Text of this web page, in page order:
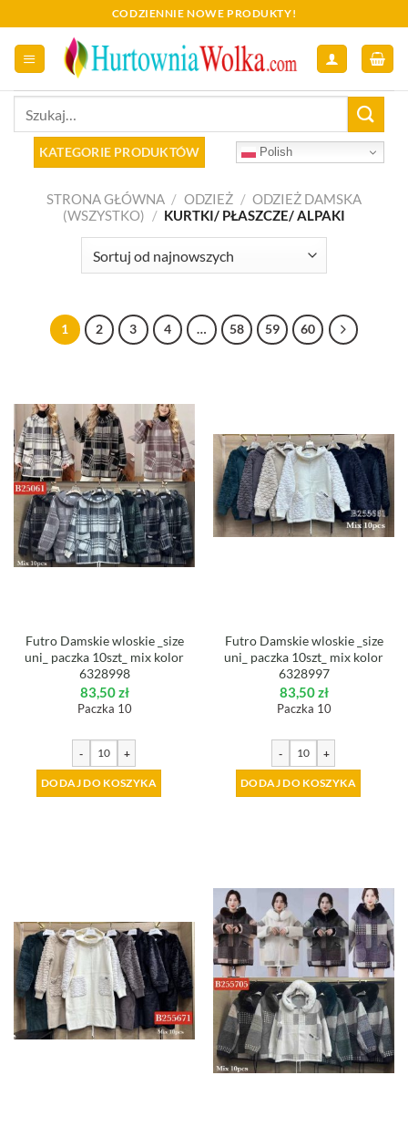
to
content
CODZIENNIE NOWE PRODUKTY!
KATEGORIE PRODUKTÓW Polish
STRONA GŁÓWNA / ODZIEŻ / ODZIEŻ DAMSKA
(WSZYSTKO) / KURTKI/ PŁASZCZE/ ALPAKI
1 2 3 4 … 58 59 60
Futro Damskie wloskie _size
uni_ paczka 10szt_ mix kolor
6328998
83,50zł
Paczka 10
- +
DODAJ DO KOSZYKA
Futro Damskie wloskie _size
uni_ paczka 10szt_ mix kolor
6328997
83,50zł
Paczka 10
- +
DODAJ DO KOSZYKA